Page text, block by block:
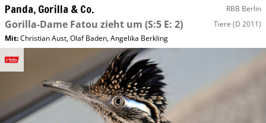
Panda, Gorilla & Co. RBB Berlin
Gorilla-Dame Fatou zieht um (S:5 E: 2) Tiere (D 2011)
Mit:Christian Aust,Olaf Baden,Angelika Berkling